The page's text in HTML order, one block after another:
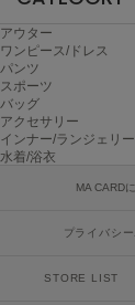
アウター
ワンピース/ドレス
パンツ
スポーツ
バッグ
アクセサリー
インナー/ランジェリー
水着/浴衣
MA CARD
プライバシ
STORE LIST